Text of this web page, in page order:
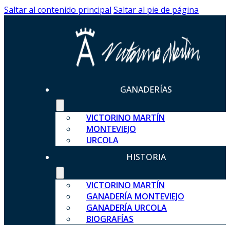
Saltar al contenido principal Saltar al pie de página
GANADERÍAS
VICTORINO MARTÍN
MONTEVIEJO
URCOLA
HISTORIA
VICTORINO MARTÍN
GANADERÍA MONTEVIEJO
GANADERÍA URCOLA
BIOGRAFÍAS